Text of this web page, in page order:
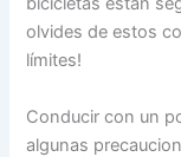
olvides de estos
límites!
Conducir con un
algunas